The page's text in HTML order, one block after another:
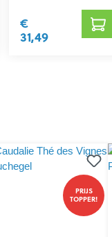
€
31,49
PRIJS
TOPPER!